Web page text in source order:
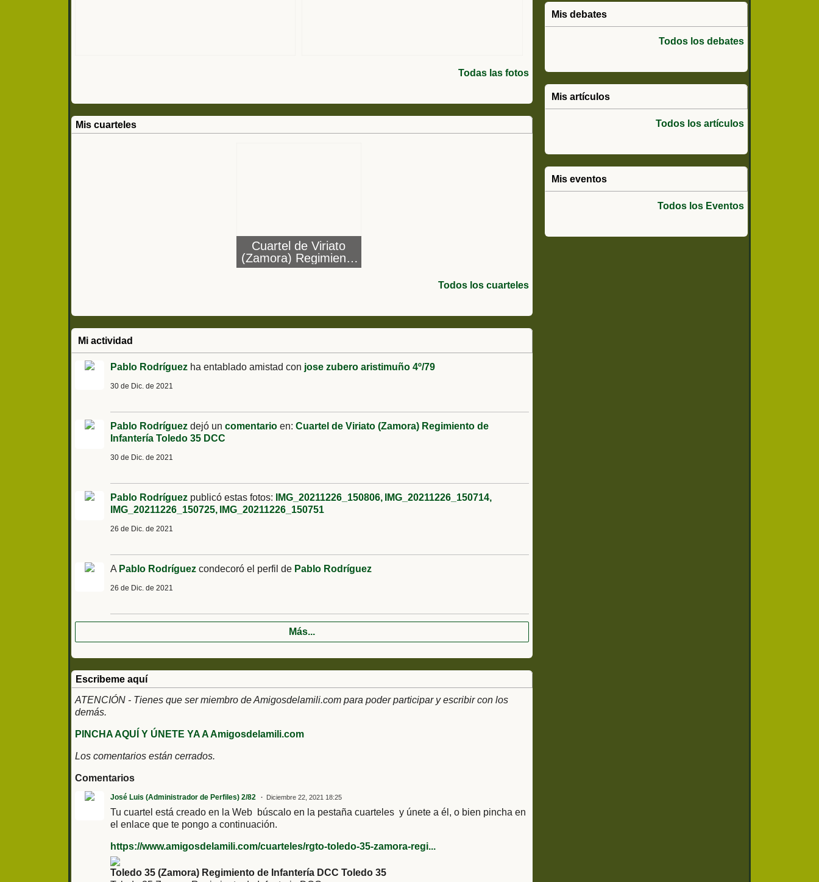
Todas las fotos
Mis cuarteles
Cuartel de Viriato
(Zamora) Regimiento
de Infantería Toledo
Todos los cuarteles
Mi actividad
Pablo Rodríguez ha entablado amistad con jose zubero aristimuño 4º/79
30 de Dic. de 2021
Pablo Rodríguez dejó un comentario en: Cuartel de Viriato (Zamora) Regimiento de
Infantería Toledo 35 DCC
30 de Dic. de 2021
Pablo Rodríguez publicó estas fotos: IMG_20211226_150806
IMG_20211226_150714
IMG_20211226_150725
IMG_20211226_150751
26 de Dic. de 2021
A Pablo Rodríguez condecoró el perfil de Pablo Rodríguez
26 de Dic. de 2021
Más...
Escribeme aquí
ATENCIÓN - Tienes que ser miembro de Amigosdelamili.com para poder participar y escribir con los
demás.
PINCHA AQUÍ Y ÚNETE YA A Amigosdelamili.com
Los comentarios están cerrados.
Comentarios
José Luis (Administrador de Perfiles) 2/82 Diciembre 22, 2021 18:25
Tu cuartel está creado en la Web búscalo en la pestaña cuarteles y únete a él, o bien pincha en
el enlace que te pongo a continuación.
https://www.amigosdelamili.com/cuarteles/rgto-toledo-35-zamora-regi...
Toledo 35 (Zamora) Regimiento de Infantería DCC Toledo 35
Mis debates
Todos los debates
Mis artículos
Todos los artículos
Mis eventos
Todos los Eventos